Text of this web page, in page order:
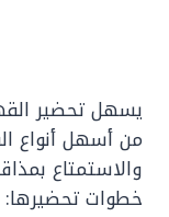
يسهل تحضير
من أسهل أنواع
والاستمتاع
خطوات تحضيرها: